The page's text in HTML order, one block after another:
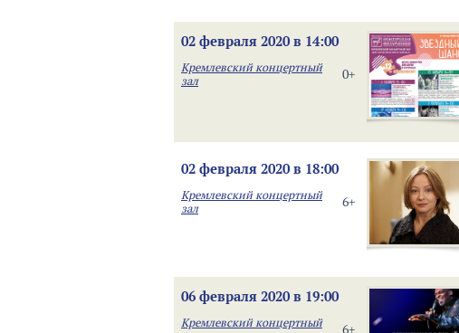
02 февраля 2020 в 14:00
0+
Кремлевский концертный
зал
02 февраля 2020 в 18:00
6+
Кремлевский концертный
зал
06 февраля 2020 в 19:00
6+
Кремлевский концертный